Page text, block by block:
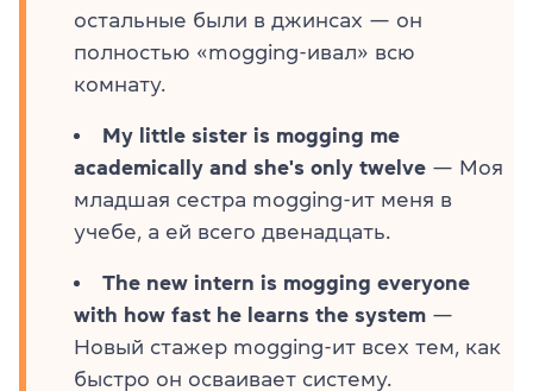
остальные были в джинсах — он
полностью «mogging-ивал» всю
комнату.
My little sister is mogging me
academically and she's only twelve — Моя
младшая сестра mogging-ит меня в
учебе, а ей всего двенадцать.
The new intern is mogging everyone
with how fast he learns the system —
Новый стажер mogging-ит всех тем, как
быстро он осваивает систему.